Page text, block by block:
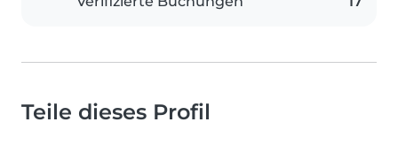
Teile dieses Profil